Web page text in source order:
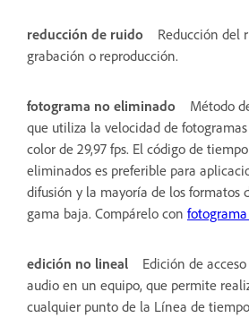
reducción de ruido
Reducción del
grabación o reproducción.
fotograma no eliminado
Método
que utiliza la velocidad de
color de 29,97 fps. El código de
eliminados es preferible para
difusión y la mayoría de los formatos
gama baja. Compárelo con
edición no lineal
Edición de
audio en un equipo, que permite
cualquier punto de la Línea de